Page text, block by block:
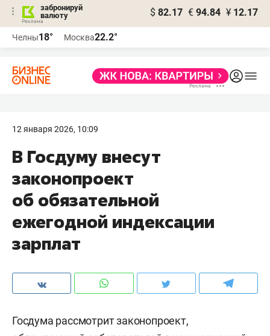
забронируй
валюту
$ 82.17 € 94.84 ¥ 12.17
Челны18° Москва22.2°
12 января 2026, 10:09
В Госдуму внесут
законопроект
об обязательной
ежегодной индексации
зарплат
Госдума рассмотрит законопроект,